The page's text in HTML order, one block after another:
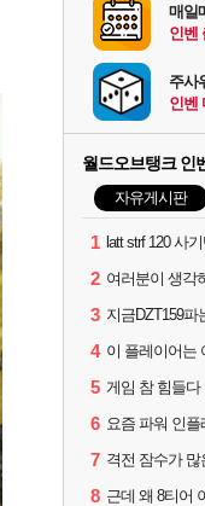
매일
인벤
주사
인벤
월드오브탱크 인
자유게시판
1 latt strf 120 사
2
3 지금DZT159파
4
5 게임 참 힘들다
6
7 격전 잠수가 많
8